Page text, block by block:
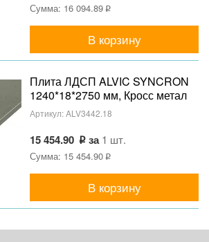
Сумма: 16 094.89
В корзину
Плита ЛДСП ALVIC SYNCRON
1240*18*2750 мм, Кросс метал
шампань (Cross Metal
Champagne), инд. упаковка
Артикул:ALV3442.18
15 454.90 за1 шт.
Сумма: 15 454.90
В корзину